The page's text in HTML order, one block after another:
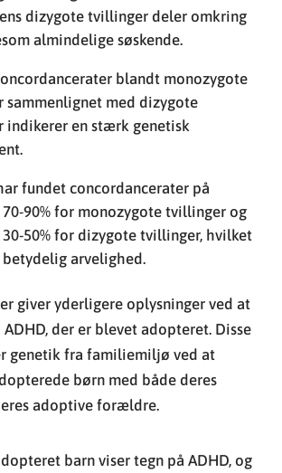
dizygote tvillinger deler omkring
almindelige søskende.
blandt monozygote
sammenlignet med dizygote
indikerer en stærk genetisk
fundet concordancerater på
90% for monozygote tvillinger og
50% for dizygote tvillinger, hvilket
arvelighed.
giver yderligere oplysninger ved at
der er blevet adopteret. Disse
genetik fra familiemiljø ved at
børn med både deres
adoptive forældre.
barn viser tegn på ADHD, og